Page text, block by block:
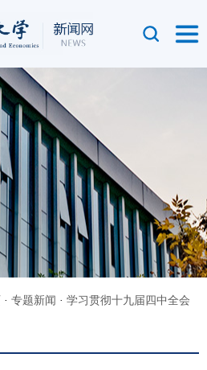
· 专题新闻 · 学习贯彻十九届四中全会